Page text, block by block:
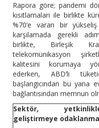
Rapora göre; pandemi
kısıtlamaları ile birlikte
%70’e varan bir
karşılamada gerekli
birlikte, Birleşik
telekomünikasyon
kalitesini korumaya
ederken, ABD’li
başlangıcından bu yana
bağlantısından memnun
Sektör,
geliştirmeye